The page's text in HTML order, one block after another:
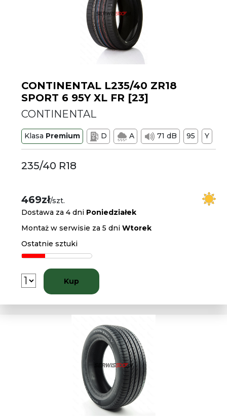
CONTINENTAL L235/40 ZR18
SPORT 6 95Y XL FR [23]
CONTINENTAL
Klasa Premium D A 71 dB 95 Y
235/40 R18
469zł/szt.
Dostawa za 4 dni Poniedziałek
Montaż w serwisie za 5 dniWtorek
Ostatnie sztuki
Kup